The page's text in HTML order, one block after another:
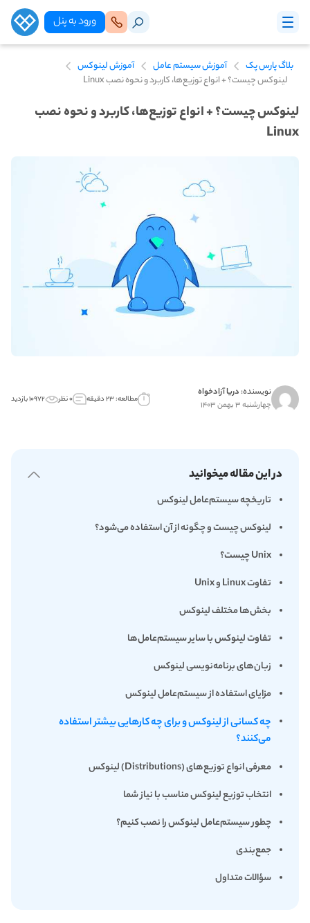
ورود‌ به‌ پنل
بلاگ پارس پک آموزش سیستم عامل
آموزش لینوکس
لینوکس چیست؟ + انواع توزیع‌ها، کاربرد و نحوه نصب Linux
لینوکس چیست؟ + انواع توزیع‌ها، کاربرد و نحوه نصب
Linux
نویسنده: دریا آزادخواه
چهارشنبه ۳ بهمن ۱۴۰۳ مطالعه: ۲۳ دقیقه ۰ نظر ۱۰۹۷۲ بازدید
در این مقاله میخوانید
تاریخچه سیستم‌عامل لینوکس
لینوکس چیست و چگونه از آن استفاده می‌شود؟
Unix چیست؟
تفاوت Linux و Unix
بخش‌ها مختلف لینوکس
تفاوت لینوکس با سایر سیستم‌عامل‌ها
زبان‌های برنامه‌نویسی لینوکس
مزایای استفاده از سیستم‌عامل لینوکس
چه کسانی از لینوکس و برای چه کارهایی بیشتر استفاده
می‌کنند؟
معرفی انواع توزیع‌های (Distributions) لینوکس
انتخاب توزیع لینوکس مناسب با نیاز شما
چطور سیستم‌عامل لینوکس را نصب کنیم؟
جمع‌بندی
سؤالات متداول